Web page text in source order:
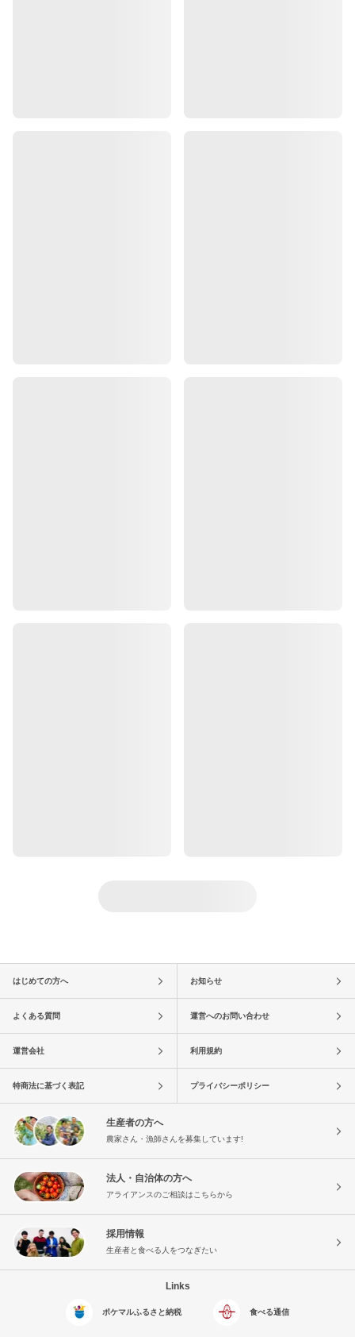
はじめての方へ お知らせ
よくある質問 運営へのお問い合わせ
運営会社 利用規約
特商法に基づく表記 プライバシーポリシー
生産者の方へ
農家さん・漁師さんを募集しています!
法人・自治体の方へ
アライアンスのご相談はこちらから
採用情報
生産者と食べる人をつなぎたい
Links
ポケマルふるさと納税 食べる通信